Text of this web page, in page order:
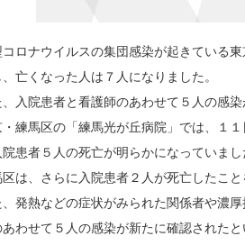
コロナウイルスの集団感染が起きている
亡くなった人は７人になりました。
、入院患者と看護師のあわせて５人の感
練馬区の「練馬光が丘病院」では、１
院患者５人の死亡が明らかになっていまし
は、さらに入院患者２人が死亡したこと
、発熱などの症状がみられた関係者や濃
あわせて５人の感染が新たに確認されたと